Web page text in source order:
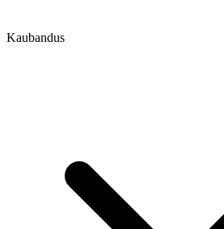
Kaubandus